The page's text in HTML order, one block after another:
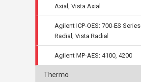
Axial, Vista Axial
Agilent ICP-OES: 700-ES Series
Radial, Vista Radial
Agilent MP-AES: 4100, 4200
Thermo